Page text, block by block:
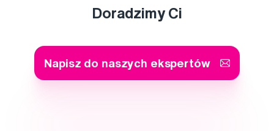
Doradzimy Ci
Napisz do naszych ekspertów